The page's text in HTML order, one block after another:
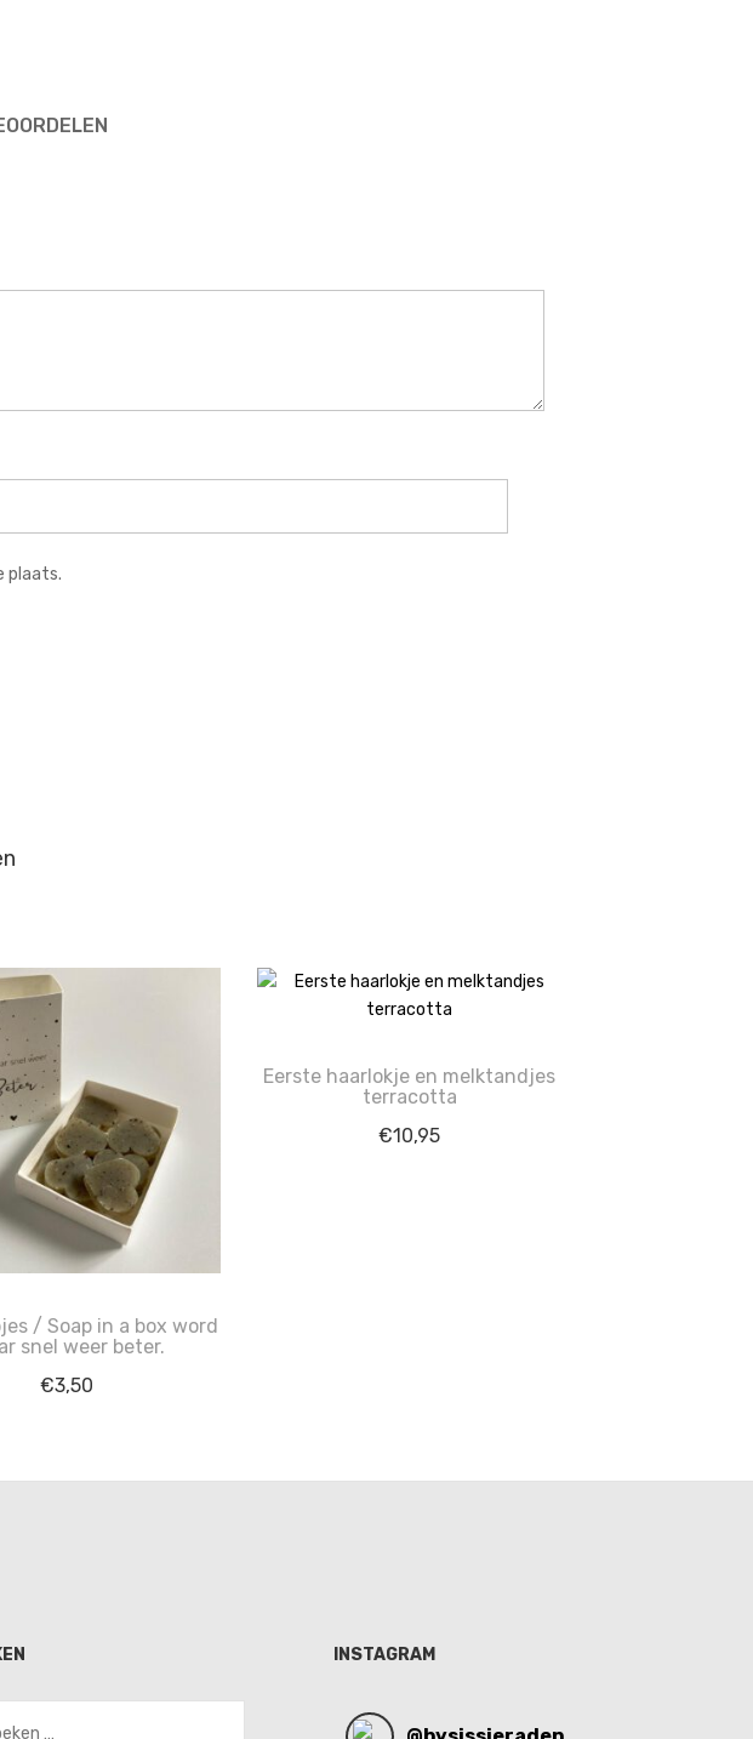
plaats.
/ Soap in a box word
snel weer beter.
€3,50
Eerste haarlokje en melktandjes
terracotta
€10,95
INSTAGRAM